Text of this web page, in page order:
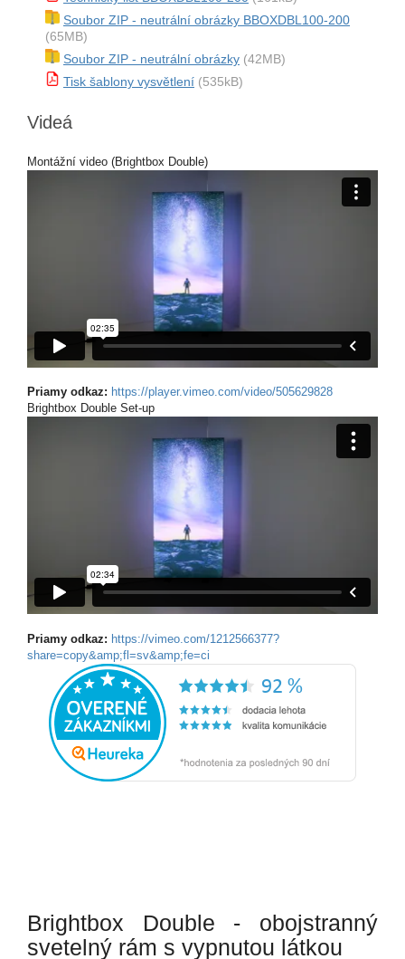
Soubor ZIP - neutrální obrázky BBOXDBL100-200
(65MB)
Soubor ZIP - neutrální obrázky (42MB)
Tisk šablony vysvětlení (535kB)
Videá
Montážní video (Brightbox Double)
Priamy odkaz: https://player.vimeo.com/video/505629828
Brightbox Double Set-up
Priamy odkaz: https://vimeo.com/1212566377?
share=copy&amp;fl=sv&amp;fe=ci
Brightbox Double - obojstranný
svetelný rám s vypnutou látkou